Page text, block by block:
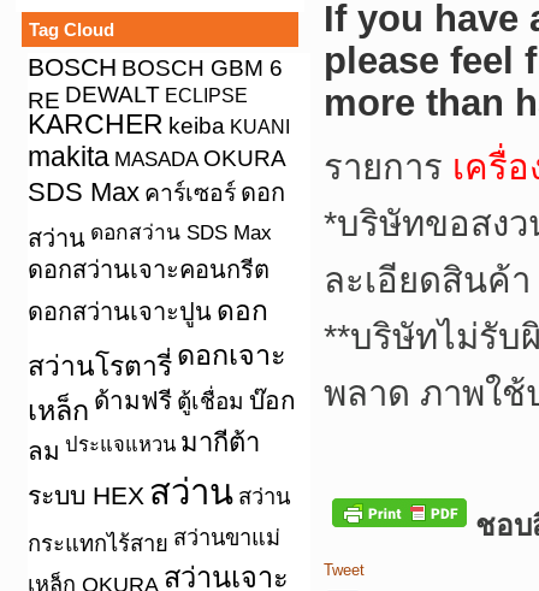
Tag Cloud
BOSCH BOSCH GBM 6
RE DEWALT ECLIPSE
KARCHER keiba KUANI
makita MASADA OKURA
SDS Max คาร์เซอร์ ดอก
สว่าน ดอกสว่าน SDS Max
ดอกสว่านเจาะคอนกรีต
ดอกสว่านเจาะปูน ดอก
สว่านโรตารี่ ดอกเจาะ
เหล็ก ด้ามฟรี ตู้เชื่อม บ๊อก
ลม ประแจแหวน มากีต้า
ระบบ HEX สว่าน สว่าน
กระแทกไร้สาย สว่านขาแม่
เหล็ก OKURA สว่านเจาะ
If you have
please feel
more than
รายการ เครื่
*บริษัทขอสงว
ละเอียดสินค้
**บริษัทไม่รับ
พลาด ภาพใ
ชอบ
Tweet